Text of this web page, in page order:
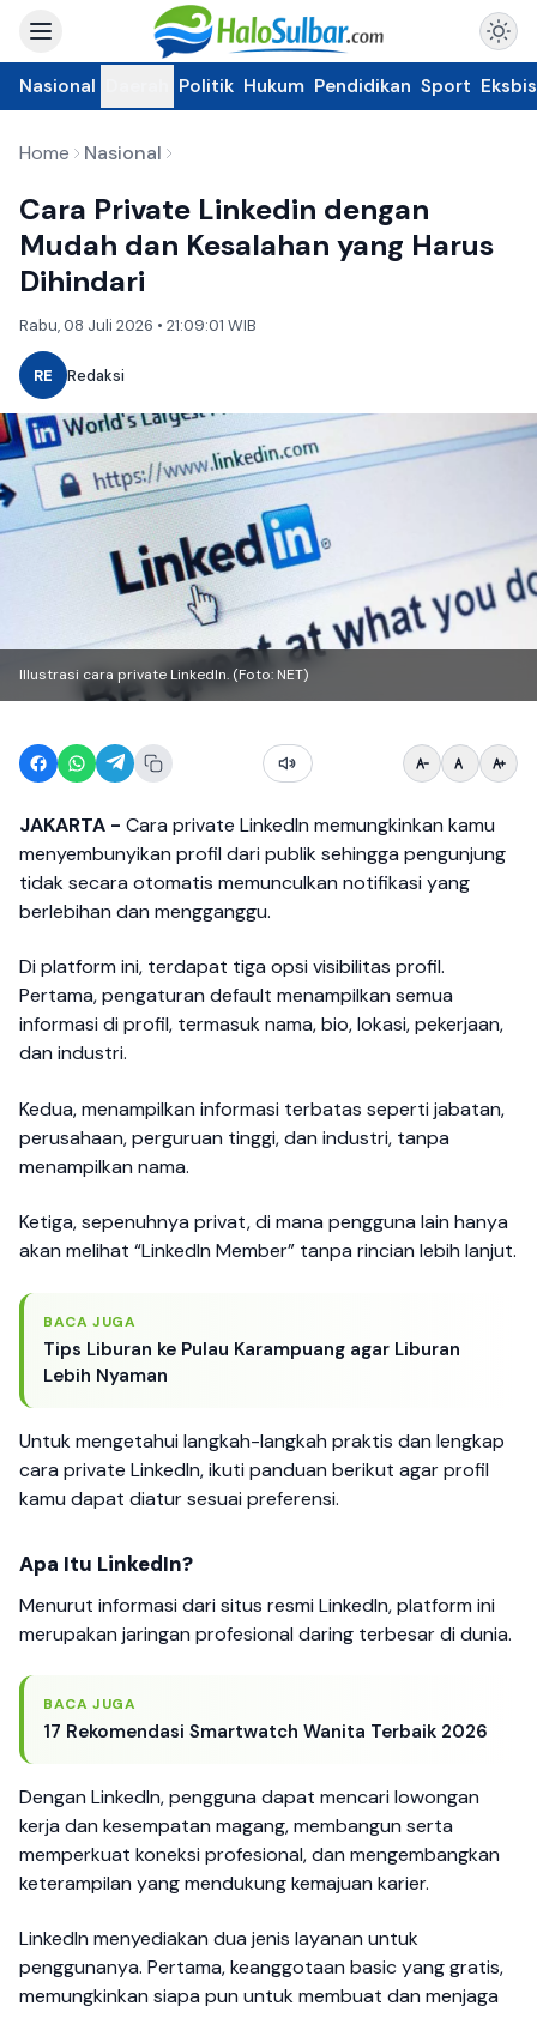
Nasional Politik Hukum Pendidikan Sport Eksbis
Home Nasional
Cara Private Linkedin dengan
Mudah dan Kesalahan yang Harus
Dihindari
Rabu, 08 Juli 2026 • 21:09:01 WIB
RE Redaksi
Illustrasi cara private LinkedIn. (Foto: NET)
JAKARTA - Cara private LinkedIn memungkinkan kamu
menyembunyikan profil dari publik sehingga pengunjung
tidak secara otomatis memunculkan notifikasi yang
berlebihan dan mengganggu.
Di platform ini, terdapat tiga opsi visibilitas profil.
Pertama, pengaturan default menampilkan semua
informasi di profil, termasuk nama, bio, lokasi, pekerjaan,
dan industri.
Kedua, menampilkan informasi terbatas seperti jabatan,
perusahaan, perguruan tinggi, dan industri, tanpa
menampilkan nama.
Ketiga, sepenuhnya privat, di mana pengguna lain hanya
akan melihat “LinkedIn Member” tanpa rincian lebih lanjut.
BACA JUGA
Tips Liburan ke Pulau Karampuang agar Liburan
Lebih Nyaman
Untuk mengetahui langkah-langkah praktis dan lengkap
cara private LinkedIn, ikuti panduan berikut agar profil
kamu dapat diatur sesuai preferensi.
Apa Itu LinkedIn?
Menurut informasi dari situs resmi LinkedIn, platform ini
merupakan jaringan profesional daring terbesar di dunia.
BACA JUGA
17 Rekomendasi Smartwatch Wanita Terbaik 2026
Dengan LinkedIn, pengguna dapat mencari lowongan
kerja dan kesempatan magang, membangun serta
memperkuat koneksi profesional, dan mengembangkan
keterampilan yang mendukung kemajuan karier.
LinkedIn menyediakan dua jenis layanan untuk
penggunanya. Pertama, keanggotaan basic yang gratis,
memungkinkan siapa pun untuk membuat dan menjaga